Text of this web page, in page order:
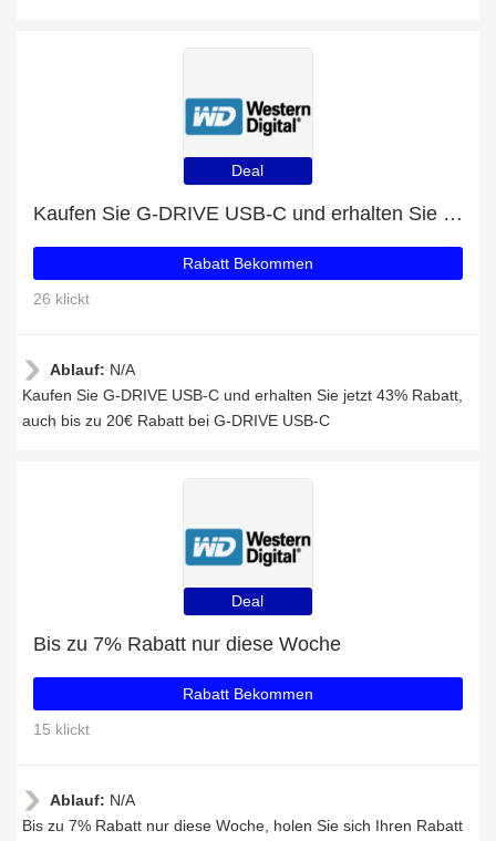
Deal
Kaufen Sie G-DRIVE USB-C und erhalten Sie jetzt 43% Rabatt
Rabatt Bekommen
26 klickt
Ablauf: N/A
Kaufen Sie G-DRIVE USB-C und erhalten Sie jetzt 43% Rabatt,
auch bis zu 20€ Rabatt bei G-DRIVE USB-C
Deal
Bis zu 7% Rabatt nur diese Woche
Rabatt Bekommen
15 klickt
Ablauf: N/A
Bis zu 7% Rabatt nur diese Woche, holen Sie sich Ihren Rabatt